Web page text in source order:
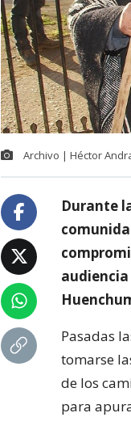
Archivo | Héctor
Durante
Pasadas
tomarse
de los
para